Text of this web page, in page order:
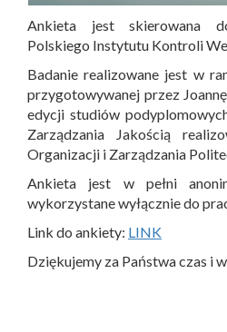
Ankieta jest skierowana
Polskiego Instytutu Kontroli
Badanie realizowane jest w
przygotowywanej przez
edycji studiów
Zarządzania Jakością
Organizacji i Zarządzania
Ankieta jest w pełni
wykorzystane wyłącznie do
Link do ankiety: LINK
Dziękujemy za Państwa czas i